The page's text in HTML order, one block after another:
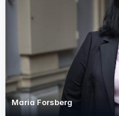
Maria Forsberg